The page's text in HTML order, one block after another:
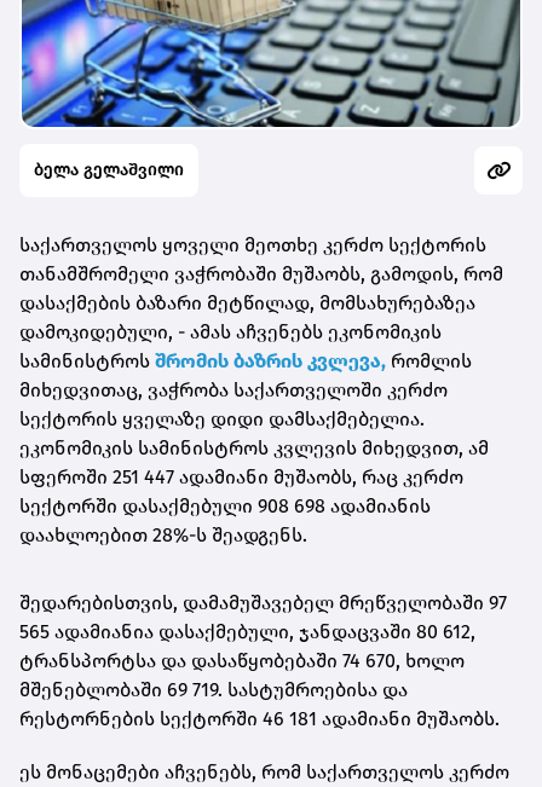
ბელა გელაშვილი
საქართველოს ყოველი მეოთხე კერძო სექტორის
თანამშრომელი ვაჭრობაში მუშაობს, გამოდის, რომ
დასაქმების ბაზარი მეტწილად, მომსახურებაზეა
დამოკიდებული, - ამას აჩვენებს ეკონომიკის
სამინისტროს შრომის ბაზრის კვლევა, რომლის
მიხედვითაც, ვაჭრობა საქართველოში კერძო
სექტორის ყველაზე დიდი დამსაქმებელია.
ეკონომიკის სამინისტროს კვლევის მიხედვით, ამ
სფეროში 251 447 ადამიანი მუშაობს, რაც კერძო
სექტორში დასაქმებული 908 698 ადამიანის
დაახლოებით 28%-ს შეადგენს.
შედარებისთვის, დამამუშავებელ მრეწველობაში 97
565 ადამიანია დასაქმებული, ჯანდაცვაში 80 612,
ტრანსპორტსა და დასაწყობებაში 74 670, ხოლო
მშენებლობაში 69 719. სასტუმროებისა და
რესტორნების სექტორში 46 181 ადამიანი მუშაობს.
ეს მონაცემები აჩვენებს, რომ საქართველოს კერძო